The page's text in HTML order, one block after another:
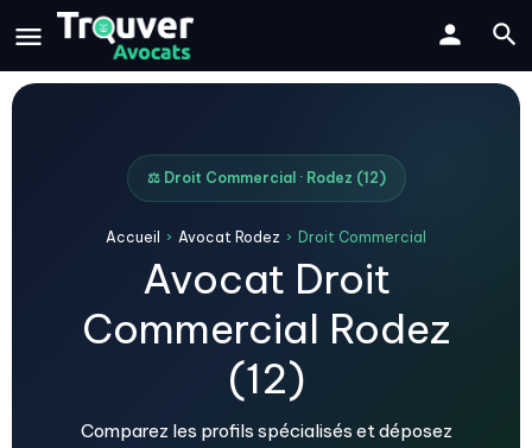
⚖️ Droit Commercial · Rodez (12)
Accueil › Avocat Rodez › Droit Commercial
Avocat Droit
Commercial Rodez
(12)
Comparez les profils spécialisés et déposez